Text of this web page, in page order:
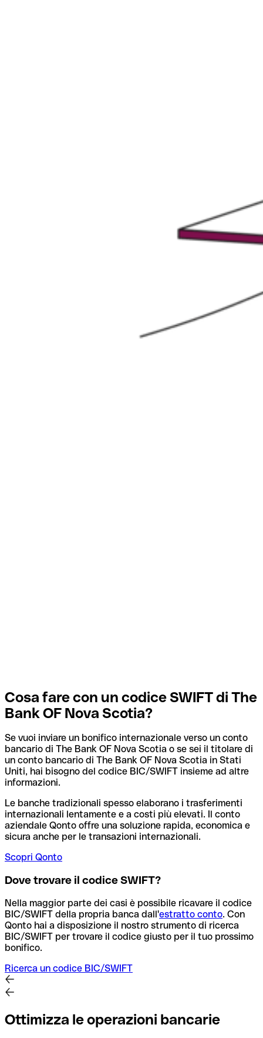
Cosa fare con un codice SWIFT di The
Bank OF Nova Scotia?
Se vuoi inviare un bonifico internazionale verso un conto
bancario di The Bank OF Nova Scotia o se sei il titolare di
un conto bancario di The Bank OF Nova Scotia in Stati
Uniti, hai bisogno del codice BIC/SWIFT insieme ad altre
informazioni.
Le banche tradizionali spesso elaborano i trasferimenti
internazionali lentamente e a costi più elevati. Il conto
aziendale Qonto offre una soluzione rapida, economica e
sicura anche per le transazioni internazionali.
Scopri Qonto
Dove trovare il codice SWIFT?
Nella maggior parte dei casi è possibile ricavare il codice
BIC/SWIFT della propria banca dall'estratto conto. Con
Qonto hai a disposizione il nostro strumento di ricerca
BIC/SWIFT per trovare il codice giusto per il tuo prossimo
bonifico.
Ricerca un codice BIC/SWIFT
Ottimizza le operazioni bancarie